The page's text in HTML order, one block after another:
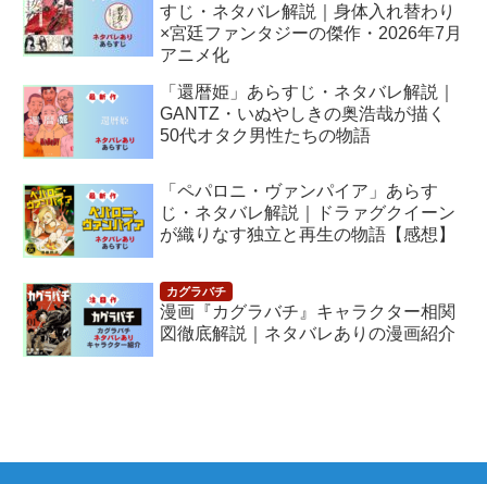
すじ・ネタバレ解説｜身体入れ替わり
×宮廷ファンタジーの傑作・2026年7月
アニメ化
「還暦姫」あらすじ・ネタバレ解説｜
GANTZ・いぬやしきの奥浩哉が描く
50代オタク男性たちの物語
「ペパロニ・ヴァンパイア」あらす
じ・ネタバレ解説｜ドラァグクイーン
が織りなす独立と再生の物語【感想】
漫画『カグラバチ』キャラクター相関
図徹底解説｜ネタバレありの漫画紹介